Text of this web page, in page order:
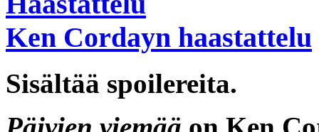
Ken Cordayn haastattelu
Sisältää spoilereita.